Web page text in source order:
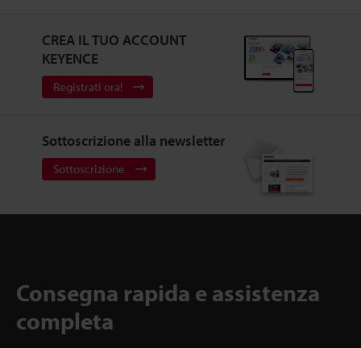
CREA IL TUO ACCOUNT
KEYENCE
Registrati ora!
Sottoscrizione alla newsletter
Sottoscrizione
Consegna rapida e assistenza
completa